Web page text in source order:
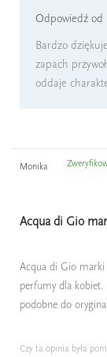
Odpowiedź od
Bardzo
zapach
oddaje
Monika
Acqua di Gio
Acqua di Gio
perfumy dla kobiet.
podobne do
Czy ta opinia była